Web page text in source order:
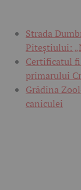
Strada
Piteștiului:
Certificatul
primarului
Grădina
caniculei